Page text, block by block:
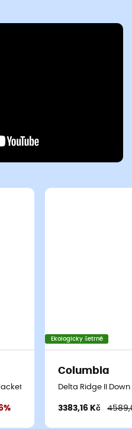
- Dámská péřová bunda
Ekologicky šetrné
Columbia
Delta Ridge II
3383,16 Kč